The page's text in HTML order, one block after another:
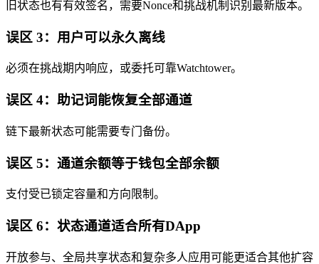
旧状态也有有效签名，需要Nonce和挑战机制识别最新版本。
误区 3：用户可以永久离线
必须在挑战期内响应，或委托可靠Watchtower。
误区 4：助记词能恢复全部通道
链下最新状态可能需要专门备份。
误区 5：通道余额等于钱包全部余额
支付受已锁定容量和方向限制。
误区 6：状态通道适合所有DApp
开放参与、全局共享状态和复杂多人应用可能更适合其他扩容